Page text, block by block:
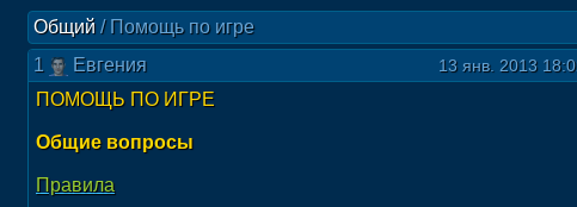
Общий / Помощь по игре
1
Евгения 13 янв. 2013
ПОМОЩЬ ПО ИГРЕ
Общие вопросы
Правила